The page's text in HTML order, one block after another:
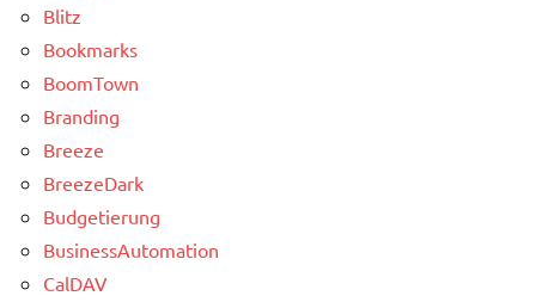
Blitz
Bookmarks
BoomTown
Branding
Breeze
BreezeDark
Budgetierung
BusinessAutomation
CalDAV